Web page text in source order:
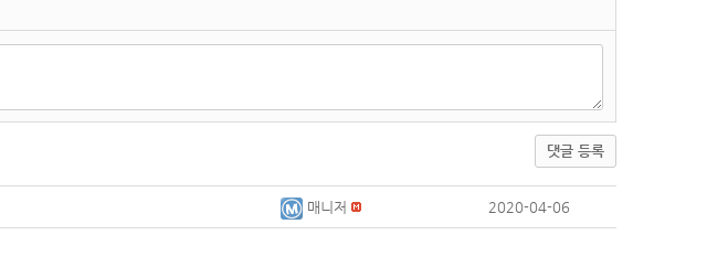
댓글 등록
매니저 2020-04-06